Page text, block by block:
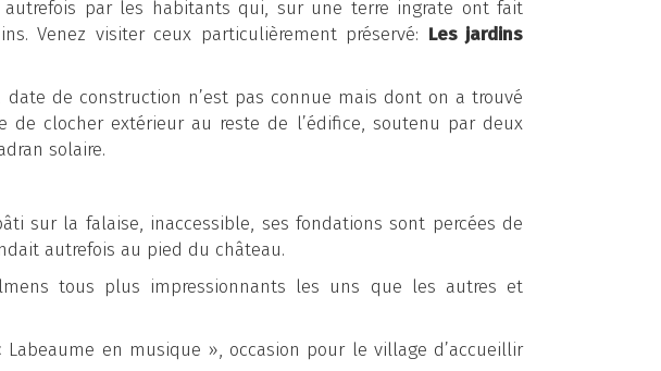
autrefois par les habitants qui, sur une terre ingrate ont fait
Venez visiter ceux particulièrement préservé: Les jardins
de construction n’est pas connue mais dont on a trouvé
de clocher extérieur au reste de l’édifice, soutenu par deux
solaire.
sur la falaise, inaccessible, ses fondations sont percées de
autrefois au pied du château.
tous plus impressionnants les uns que les autres et
en musique », occasion pour le village d’accueillir